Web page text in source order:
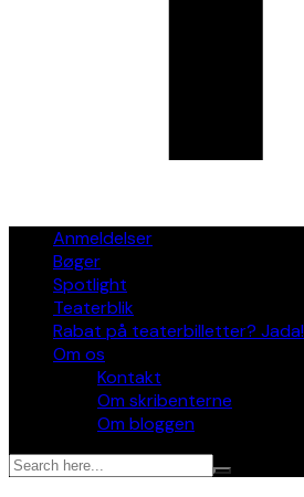
Anmeldelser
Bøger
Spotlight
Teaterblik
Rabat på teaterbilletter? Jada!
Om os
Kontakt
Om skribenterne
Om bloggen